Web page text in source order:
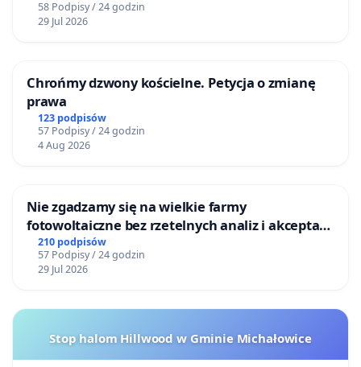
programu renaturyzacji cieku, obejmującego
poprawę warunków wodnych, odbudowę siedlisk
4. Zwiększenie zasilania wodnego potoku
Podjęcie działań mających na celu skuteczniejsze
zatrzymywanie i kierowanie oczyszczonych wód
Bielan i Bemowa.
5. Modernizację i kontrolę infrastruktury
hydrotechnicznej
Przeprowadzenie pilnego przeglądu technicznego
urządzeń odpowiedzialnych za funkcjonowanie i
58 Podpisy / 24 godzin
29 Jul 2026
Chrońmy dzwony kościelne. Petycja o zmianę
prawa
123 podpisów
57 Podpisy / 24 godzin
4 Aug 2026
Nie zgadzamy się na wielkie farmy
fotowoltaiczne bez rzetelnych analiz i akceptacji
mieszkańców
210 podpisów
57 Podpisy / 24 godzin
29 Jul 2026
Stop halom Hillwood w Gminie Michałowice